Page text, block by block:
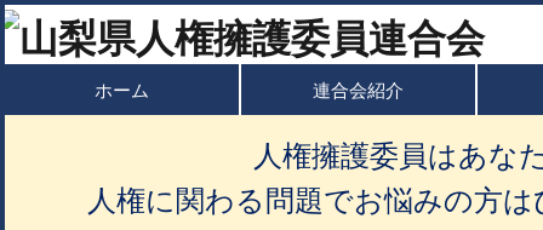
ホーム 連合会紹介
人権擁護委員はあな
人権に関わる問題でお悩みの方